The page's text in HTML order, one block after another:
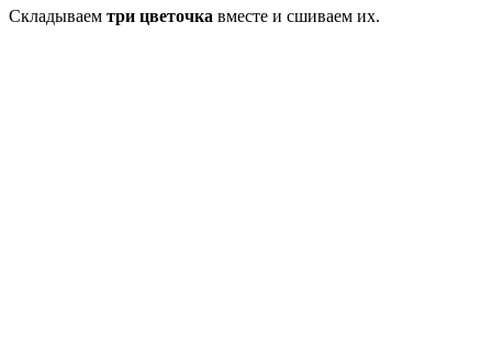
Складываем три цветочка вместе и сшиваем их.